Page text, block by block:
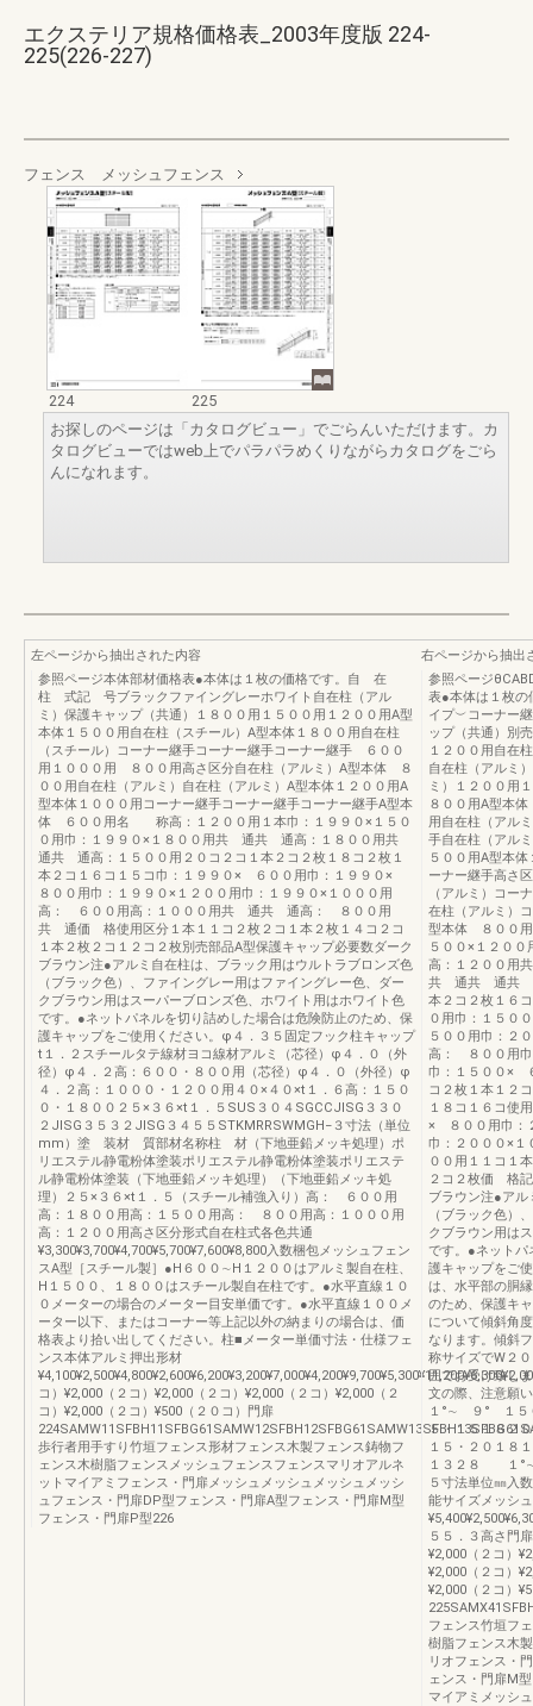
エクステリア規格価格表_2003年度版 224-
225(226-227)
フェンス メッシュフェンス
224
225
お探しのページは「カタログビュー」でごらんいただけます。カ
タログビューではweb上でパラパラめくりながらカタログをごら
んになれます。
左ページから抽出された内容
参照ページ本体部材価格表●本体は１枚の価格です。自 在
柱 式記 号ブラックファイングレーホワイト自在柱（アル
ミ）保護キャップ（共通）１８００用１５００用１２００用A型
本体１５００用自在柱（スチール）A型本体１８００用自在柱
（スチール）コーナー継手コーナー継手コーナー継手 ６００
用１０００用 ８００用高さ区分自在柱（アルミ）A型本体 ８
００用自在柱（アルミ）自在柱（アルミ）A型本体１２００用A
型本体１０００用コーナー継手コーナー継手コーナー継手A型本
体 ６００用名 称高：１２００用１本巾：１９９０×１５０
０用巾：１９９０×１８００用共 通共 通高：１８００用共
通共 通高：１５００用２０コ２コ１本２コ２枚１８コ２枚１
本２コ１６コ１５コ巾：１９９０× ６００用巾：１９９０×
８００用巾：１９９０×１２００用巾：１９９０×１０００用
高： ６００用高：１０００用共 通共 通高： ８００用
共 通価 格使用区分１本１１コ２枚２コ１本２枚１４コ２コ
１本２枚２コ１２コ２枚別売部品A型保護キャップ必要数ダーク
ブラウン注●アルミ自在柱は、ブラック用はウルトラブロンズ色
（ブラック色）、ファイングレー用はファイングレー色、ダー
クブラウン用はスーパーブロンズ色、ホワイト用はホワイト色
です。●ネットパネルを切り詰めした場合は危険防止のため、保
護キャップをご使用ください。φ４．３５固定フック柱キャップ
t１．２スチールタテ線材ヨコ線材アルミ（芯径）φ４．０（外
径）φ４．２高：６００・８００用（芯径）φ４．０（外径）φ
４．２高：１０００・１２００用４０×４０×t１．６高：１５０
０・１８００２５×３６×t１．５SUS３０４SGCCJISG３３０
２JISG３５３２JISG３４５５STKMRRSWMGH−３寸法（単位
mm）塗 装材 質部材名称柱 材（下地亜鉛メッキ処理）ポ
リエステル静電粉体塗装ポリエステル静電粉体塗装ポリエステ
ル静電粉体塗装（下地亜鉛メッキ処理）（下地亜鉛メッキ処
理）２５×３６×t１．５（スチール補強入り）高： ６００用
高：１８００用高：１５００用高： ８００用高：１０００用
高：１２００用高さ区分形式自在柱式各色共通
¥3,300¥3,700¥4,700¥5,700¥7,600¥8,800入数梱包メッシュフェン
スA型［スチール製］●H６００∼H１２００はアルミ製自在柱、
H１５００、１８００はスチール製自在柱です。●水平直線１０
０メーターの場合のメーター目安単価です。●水平直線１００メ
ーター以下、またはコーナー等上記以外の納まりの場合は、価
格表より拾い出してください。柱■メーター単価寸法・仕様フェ
ンス本体アルミ押出形材
コ）¥2,000（２コ）¥2,000（２コ）¥2,000（２コ）¥2,000（２
コ）¥2,000（２コ）¥500（２０コ）門扉
歩行者用手すり竹垣フェンス形材フェンス木製フェンス鋳物フ
ェンス木樹脂フェンスメッシュフェンスフェンスマリオアルネ
ットマイアミフェンス・門扉メッシュメッシュメッシュメッシ
ュフェンス・門扉DP型フェンス・門扉A型フェンス・門扉M型
フェンス・門扉P型226
右ページから抽出
参照ページ
表●本体は１枚の
イプ︶コーナー
ップ（共通）別
１２００用自在
自在柱（アルミ
ミ）１２００用
８００用A型本
用自在柱（アル
手自在柱（アル
５００用A型本
ーナー継手高さ
（アルミ）コー
在柱（アルミ）
型本体 ８００
５００×１２０
高：１２００用
共 通共 通共 通
本２コ２枚１６
０用巾：１５０
５００用巾：２
高： ８００用
巾：１５００×
コ２枚１本１２
１８コ１６コ使
× ８００用巾：
巾：２０００×
００用１１コ１
２コ２枚価 格
ブラウン注●アル
（ブラック色）
クブラウン用は
です。●ネットパ
護キャップをご
は、水平部の胴
のため、保護キ
について傾斜角
なります。傾斜
称サイズでW２
囲でお受け致し
文の際、注意
１°∼ ９° １５
５・１５１８２
１５・２０１８
１３２８ １°∼
５寸法単位㎜入
能サイズメッシ
５５．３高さ門
¥2,000（２コ）
¥2,000（２コ）
¥2,000（２コ）
フェンス竹垣フ
樹脂フェンス木
リオフェンス・
ェンス・門扉M
マイアミメッシ